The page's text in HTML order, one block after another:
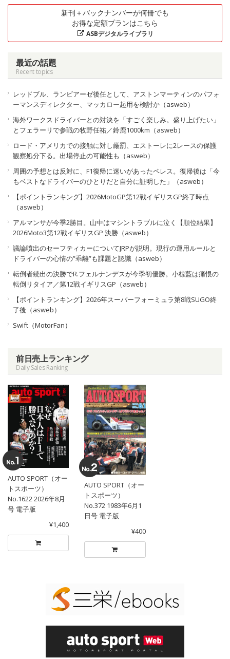
新刊＋バックナンバーが何冊でも
お得な定額プランはこちら
ASBデジタルライブラリ
最近の話題
Recent topics
レッドブル、ランビアーゼ後任として、アストンマーティンのパフォ
ーマンスディレクター、マッカロー起用を検討か（asweb）
海外ワークスドライバーとの対決を「すごく楽しみ。盛り上げたい」
とフェラーリで参戦の牧野任祐／鈴鹿1000km（asweb）
ロード・アメリカでの接触に対し厳罰、エストーレに2レースの保護
観察処分下る。出場停止の可能性も（asweb）
周囲の予想とは反対に、F1復帰に迷いがあったペレス。復帰後は「今
もベストなドライバーのひとりだと自分に証明した」（asweb）
【ポイントランキング】2026MotoGP第12戦イギリスGP終了時点
（asweb）
アルマンサが今季2勝目。山中はマシントラブルに泣く【順位結果】
2026Moto3第12戦イギリスGP 決勝（asweb）
議論噴出のセーフティカーについてJRPが説明。現行の運用ルールと
ドライバーの心情の”乖離”も課題と認識（asweb）
転倒者続出の決勝でR.フェルナンデスが今季初優勝。小椋藍は痛恨の
転倒リタイア／第12戦イギリスGP（asweb）
【ポイントランキング】2026年スーパーフォーミュラ第8戦SUGO終
了後（asweb）
Swift（MotorFan）
前日売上ランキング
Daily Sales Ranking
AUTO SPORT（オー
トスポーツ）
No.1622 2026年8月
号 電子版
¥1,400
AUTO SPORT（オー
トスポーツ）
No.372 1983年6月1
日号 電子版
¥400